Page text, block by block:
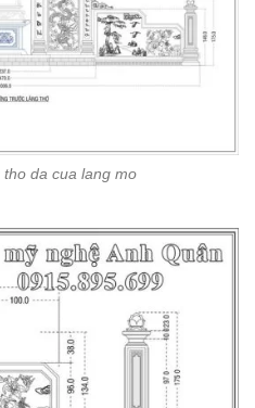
da cua lang mo